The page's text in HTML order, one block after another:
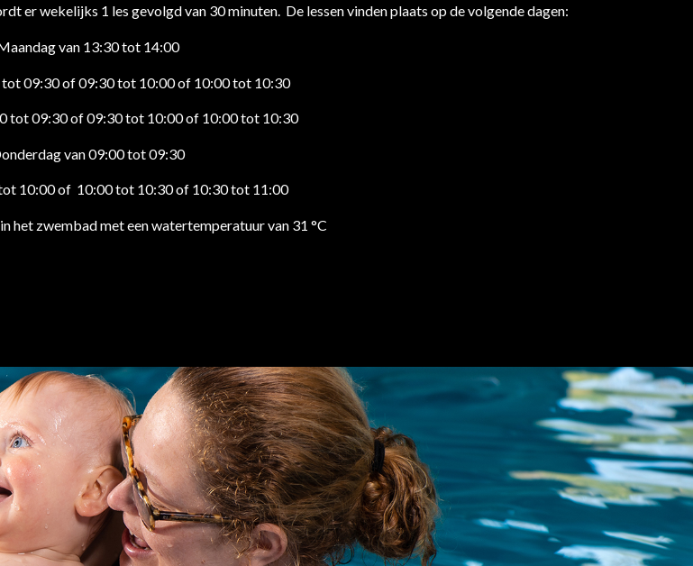
er wekelijks 1 les gevolgd van 30 minuten. De lessen vinden plaats op de volgende dagen:
van 13:30 tot 14:00
tot 09:30 of 09:30 tot 10:00 of 10:00 tot 10:30
tot 09:30 of 09:30 tot 10:00 of 10:00 tot 10:30
van 09:00 tot 09:30
10:00 of 10:00 tot 10:30 of 10:30 tot 11:00
het zwembad met een watertemperatuur van 31 °C